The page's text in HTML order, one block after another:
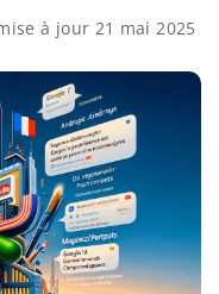
à jour 21 mai 2025